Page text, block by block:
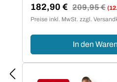
Verkaufspreis:
182,90 € Regulärer Preis:
209,95 €
Preise inkl. MwSt. zzgl.
In den